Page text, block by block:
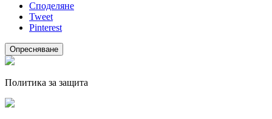
Споделяне
Tweet
Pinterest
Политика за защита